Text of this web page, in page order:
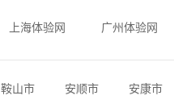
上海体验网 广州体验网
鞍山市 安顺市 安康市